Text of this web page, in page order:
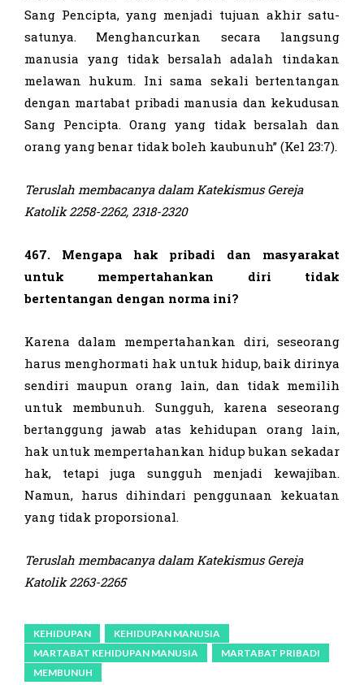
Sang Pencipta, yang menjadi tujuan akhir satu-
satunya. Menghancurkan secara langsung
manusia yang tidak bersalah adalah tindakan
melawan hukum. Ini sama sekali bertentangan
dengan martabat pribadi manusia dan kekudusan
Sang Pencipta. Orang yang tidak bersalah dan
orang yang benar tidak boleh kaubunuh” (Kel 23:7).
Teruslah membacanya dalam Katekismus Gereja
Katolik 2258-2262, 2318-2320
467. Mengapa hak pribadi dan masyarakat
untuk mempertahankan diri tidak
bertentangan dengan norma ini?
Karena dalam mempertahankan diri, seseorang
harus menghormati hak untuk hidup, baik dirinya
sendiri maupun orang lain, dan tidak memilih
untuk membunuh. Sungguh, karena seseorang
bertanggung jawab atas kehidupan orang lain,
hak untuk mempertahankan hidup bukan sekadar
hak, tetapi juga sungguh menjadi kewajiban.
Namun, harus dihindari penggunaan kekuatan
yang tidak proporsional.
Teruslah membacanya dalam Katekismus Gereja
Katolik 2263-2265
KEHIDUPAN
KEHIDUPAN MANUSIA
MARTABAT KEHIDUPAN MANUSIA
MARTABAT PRIBADI
MEMBUNUH